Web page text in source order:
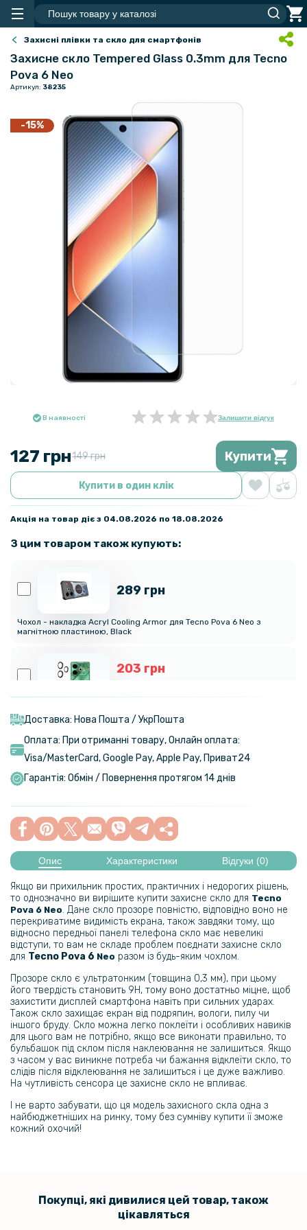
Захисні плівки та скло для смартфонів
Захисне скло Tempered Glass 0.3mm для Tecno
Pova 6 Neo
Артикул: 38235
-15%
В наявності Залишити відгук
127 грн149 грн Купити
Купити в один клік
Акція на товар діє з 04.08.2026 по 18.08.2026
З цим товаром також купують:
289 грн
Чохол - накладка Acryl Cooling Armor для Tecno Pova 6 Neo з
магнітною пластиною, Black
203 грн
камеру
424 грн
499 грн
365 грн
429 грн
Чохол-накладка Silicone Cover Full для Tecno Pova 6
169 грн
199 грн
Захисне скло з рамкою CD Pattern для Tecno Pova 6 на задню
камеру
339 грн
399 грн
Чохол - накладка Silicone Cover Full для Tecno Pova 6 Neo
279 грн
Шкіряний чохол - накладка Fanoya для Tecno Pova 6 Neo
Доставка: Нова Пошта / УкрПошта
Оплата: При отриманні товару, Онлайн оплата:
Visa/MasterСard, Google Pay, Apple Pay, Приват24
Гарантія: Обмін / Повернення протягом 14 днів
Опис Характеристики Відгуки (0)
Якщо ви прихильник простих, практичних і недорогих рішень,
то однозначно ви вирішите купити захисне скло для Tecno
Pova 6 Neo. Дане скло прозоре повністю, відповідно воно не
перекриватиме видимість екрана, також завдяки тому, що
відносно передньої панелі телефона скло має невеликі
відступи, то вам не складе проблем поєднати захисне скло
для Tecno Pova 6 Neo разом із будь-яким чохлом.
Прозоре скло є ультратонким (товщина 0,3 мм), при цьому
його твердість становить 9H, тому воно достатньо міцне, щоб
захистити дисплей смартфона навіть при сильних ударах.
Також скло захищає екран від подряпин, вологи, пилу чи
іншого бруду. Скло можна легко поклеїти і особливих навиків
для цього вам не потрібно, якщо все виконати правильно, то
бульбашок під склом після наклеювання не залишиться. Якщо
з часом у вас виникне потреба чи бажання відклеїти скло, то
слідів після відклеювання не залишиться і це дуже важливо.
На чутливість сенсора це захисне скло не впливає.
І не варто забувати, що ця модель захисного скла одна з
найбюджетніших на ринку, тому без сумніву купити її зможе
кожний охочий!
Покупці, які дивилися цей товар, також
цікавляться